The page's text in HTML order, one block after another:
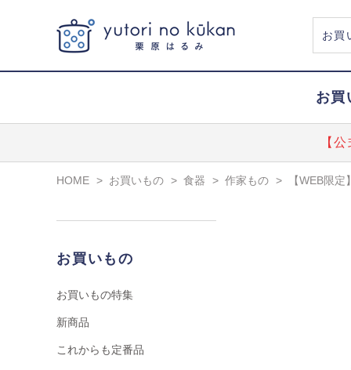
お買
【
HOME > お買いもの > 食器 > 作家もの > 【WEB限
お買いもの
お買いもの特集
新商品
これからも定番品